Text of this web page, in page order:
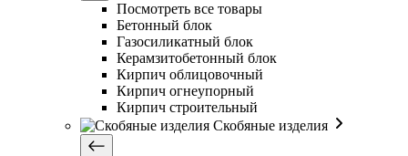
Посмотреть все товары
Бетонный блок
Газосиликатный блок
Керамзитобетонный блок
Кирпич облицовочный
Кирпич огнеупорный
Кирпич строительный
Скобяные изделия